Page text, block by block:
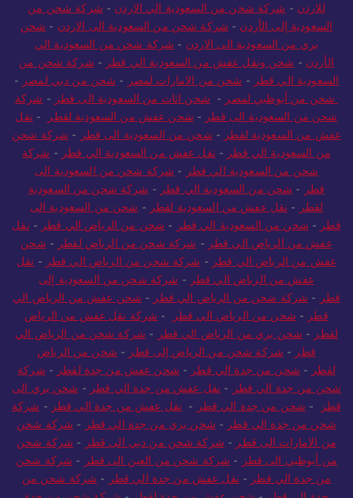
للاردن - شركة شحن من السعودية الي الاردن - شركة شحن من
السعودية إلى الأردن - شركة شحن من السعودية الى الاردن - شحن
بري من السعودية الى الاردن - شركة شحن من السعودية الي
الأردن - شحن ونقل عفش من السعودية الي قطر - شركة شحن من
السعودية الي قطر - شحن من الامارات لمصر - شحن من دبي لمصر -
شحن من أبوظبي لمصر - شحن اثاث من السعودية الى قطر - شركة
شحن من السعودية الى قطر - شحن عفش من السعودية لقطر - نقل
عفش من السعودية لقطر - شحن من السعودية الى قطر - شركة شحن
من السعودية الي قطر - نقل عفش من السعودية الي قطر - شركة
شحن من السعودية الي قطر - شركة شحن من السعودية الى
قطر - شحن من السعودية الي قطر - شركة شحن من السعودية
لقطر - نقل عفش من السعودية لقطر - شحن من السعودية الى
قطر - شحن من السعودية الي قطر - شحن من الرياض الي قطر - نقل
عفش من الرياض الي قطر - شركة شحن من الرياض لقطر - شحن
عفش من الرياض الي قطر - شركة شحن من الرياض الي قطر - نقل
عفش من الرياض الي قطر - شركة شحن من السعودية إلى
قطر - شركة شحن من الرياض الي قطر - شحن عفش من الرياض الي
قطر - شحن من الرياض الي قطر - شركة نقل عفش من الرياض
لقطر - شحن بري من الرياض الي قطر - شركة شحن من الرياض الي
قطر - شركة شحن من الرياض إلى قطر - شحن من الرياض
لقطر - شحن من جدة الي قطر - شحن عفش من جدة لقطر - شركة
شحن من جدة الي قطر - نقل عفش من جدة الي قطر - شحن بري الى
قطر
- شحن من جدة الي قطر - نقل عفش من جدة الي قطر - شركة
شحن من جدة الي قطر - شحن بري من جدة الي قطر - شركة شحن
من الامارات الى قطر - شركة شحن من دبي الى قطر - شركة شحن
من أبوظبي الى قطر - شركة شحن من العين الى قطر - شركة شحن
من جدة الي قطر - نقل عفش من جدة الي قطر - شركة شحن من